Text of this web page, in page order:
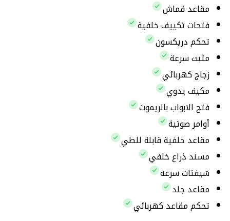
مقاعد قماش
فتحات تكييف خلفية
تحكم دريكسون
مثبت سرعة
زجاج كهربائي
مكيف يدوي
فتح الابواب بالريموت
أوامر صوتية
مقاعد خلفية قابلة للطي
مسند ذراع خلفي
شيفتات سرعه
مقاعد جلد
تحكم مقاعد كهربائي